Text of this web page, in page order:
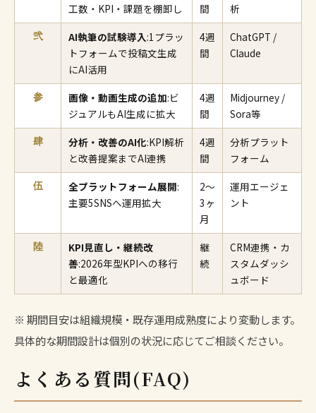
工数・KPI・課題を棚卸し
間
析
弐 AI執筆の試験導入:1プラッ
トフォームで投稿文生成
にAI活用
4週
間
ChatGPT /
Claude
参 画像・動画生成の追加:ビ
ジュアルもAI生成に拡大
4週
間
Midjourney /
Sora等
肆 分析・改善のAI化:KPI解析
と改善提案までAI連携
4週
間
分析プラット
フォーム
伍 全プラットフォーム展開:
主要5SNSへ運用拡大
2〜
3ヶ
月
運用エージェ
ント
陸
KPI見直し・継続改
善:2026年型KPIへの移行
と最適化
継
続
CRM連携・カ
スタムダッシ
ュボード
※ 期間目安は組織規模・既存運用成熟度により変動します。
具体的な期間設計は個別の状況に応じてご相談ください。
よくある質問(FAQ)